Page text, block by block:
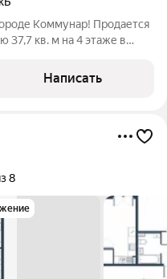
Коммунар! Продается
37,7 кв. м на 4 этаже в
свежему
Написать
8